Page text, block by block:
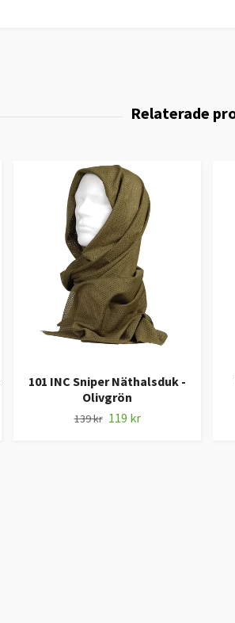
101 INC Sniper Näthalsduk -
Olivgrön
139 kr 119 kr